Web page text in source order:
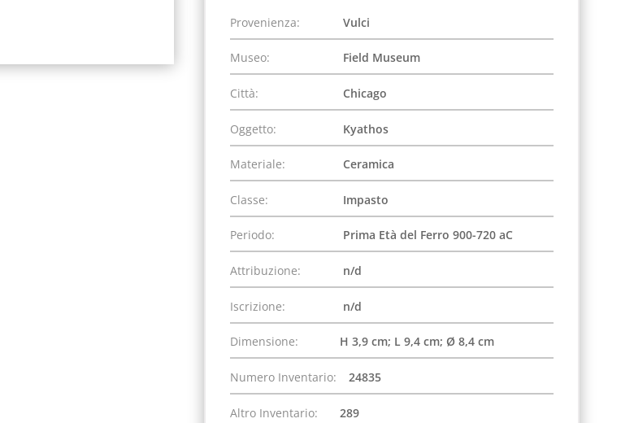
Provenienza: Vulci
Museo: Field Museum
Città: Chicago
Oggetto: Kyathos
Materiale: Ceramica
Classe: Impasto
Periodo: Prima Età del Ferro 900-720 aC
Attribuzione: n/d
Iscrizione: n/d
Dimensione: H 3,9 cm; L 9,4 cm; Ø 8,4 cm
Numero Inventario: 24835
Altro Inventario: 289